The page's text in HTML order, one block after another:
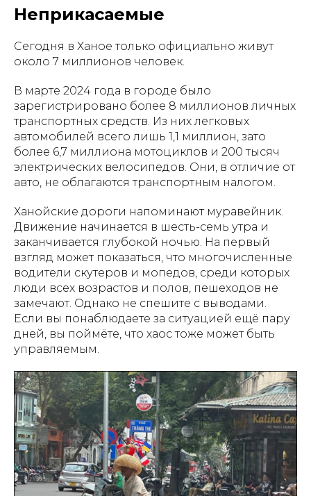
Неприкасаемые
Сегодня в Ханое только официально живут
около 7 миллионов человек.
В марте 2024 года в городе было
зарегистрировано более 8 миллионов личных
транспортных средств. Из них легковых
автомобилей всего лишь 1,1 миллион, зато
более 6,7 миллиона мотоциклов и 200 тысяч
электрических велосипедов. Они, в отличие от
авто, не облагаются транспортным налогом.
Ханойские дороги напоминают муравейник.
Движение начинается в шесть-семь утра и
заканчивается глубокой ночью. На первый
взгляд может показаться, что многочисленные
водители скутеров и мопедов, среди которых
люди всех возрастов и полов, пешеходов не
замечают. Однако не спешите с выводами.
Если вы понаблюдаете за ситуацией ещё пару
дней, вы поймёте, что хаос тоже может быть
управляемым.